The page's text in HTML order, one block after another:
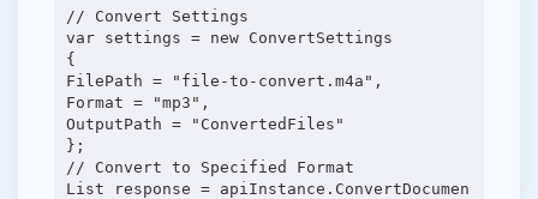
// Convert Settings
var settings = new ConvertSettings
{
FilePath = "file-to-convert.m4a",
Format = "mp3",
OutputPath = "ConvertedFiles"
};
// Convert to Specified Format
List response = apiInstance.ConvertDocumen